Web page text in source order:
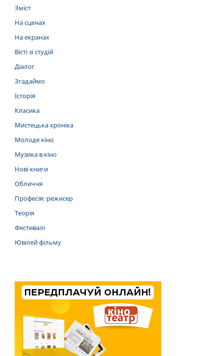
Зміст
На сценах
На екранах
Вісті зі студій
Діалог
Згадаймо
Історія
Класика
Мистецька хроніка
Молоде кіно
Музика в кіно
Нові книги
Обличчя
Професія: режисер
Теорія
Фестивалі
Ювілей фільму